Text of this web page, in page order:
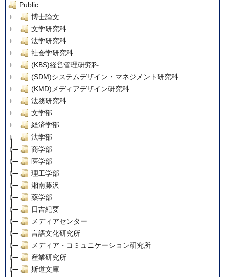
Public
博士論文
文学研究科
法学研究科
社会学研究科
(KBS)経営管理研究科
(SDM)システムデザイン・マネジメント研究科
(KMD)メディアデザイン研究科
法務研究科
文学部
経済学部
法学部
商学部
医学部
理工学部
湘南藤沢
薬学部
日吉紀要
メディアセンター
言語文化研究所
メディア・コミュニケーション研究所
産業研究所
斯道文庫